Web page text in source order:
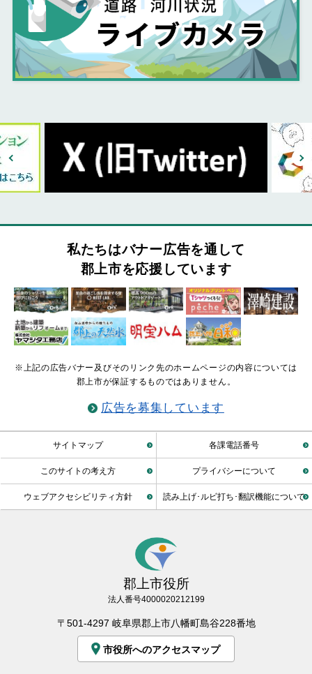
私たちはバナー広告を通して
郡上市を応援しています
※上記の広告バナー及びそのリンク先のホームページの内容については
郡上市が保証するものではありません。
広告を募集しています
サイトマップ 各課電話番号
このサイトの考え方 プライバシーについて
ウェブアクセシビリティ方針 読み上げ･ルビ打ち･翻訳機能について
郡上市役所
法人番号4000020212199
〒501-4297 岐阜県郡上市八幡町島谷228番地
市役所へのアクセスマップ